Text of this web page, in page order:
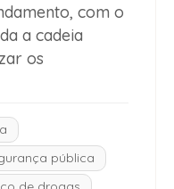
com o
a cadeia
os
pública